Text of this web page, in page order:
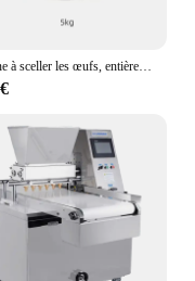
Machine à sceller les œufs, entièrement automatique, emballage pour gâteau de lune et dessert, emballage pour Dim sum g512